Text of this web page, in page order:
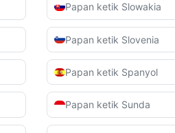
Papan ketik Slowakia
Papan ketik Slovenia
Papan ketik Spanyol
Papan ketik Sunda